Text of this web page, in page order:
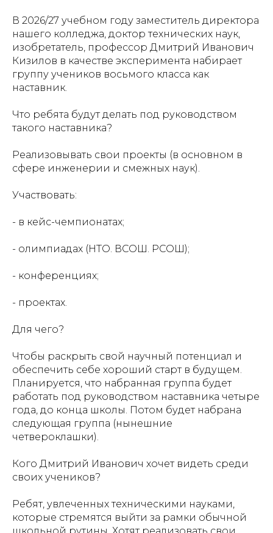
В 2026/27 учебном году заместитель директора
нашего колледжа, доктор технических наук,
изобретатель, профессор Дмитрий Иванович
Кизилов в качестве эксперимента набирает
группу учеников восьмого класса как
наставник.
Что ребята будут делать под руководством
такого наставника?
Реализовывать свои проекты (в основном в
сфере инженерии и смежных наук).
Участвовать:
- в кейс-чемпионатах;
- олимпиадах (НТО. ВСОШ. РСОШ);
- конференциях;
- проектах.
Для чего?
Чтобы раскрыть свой научный потенциал и
обеспечить себе хороший старт в будущем.
Планируется, что набранная группа будет
работать под руководством наставника четыре
года, до конца школы. Потом будет набрана
следующая группа (нынешние
четвероклашки).
Кого Дмитрий Иванович хочет видеть среди
своих учеников?
Ребят, увлеченных техническими науками,
которые стремятся выйти за рамки обычной